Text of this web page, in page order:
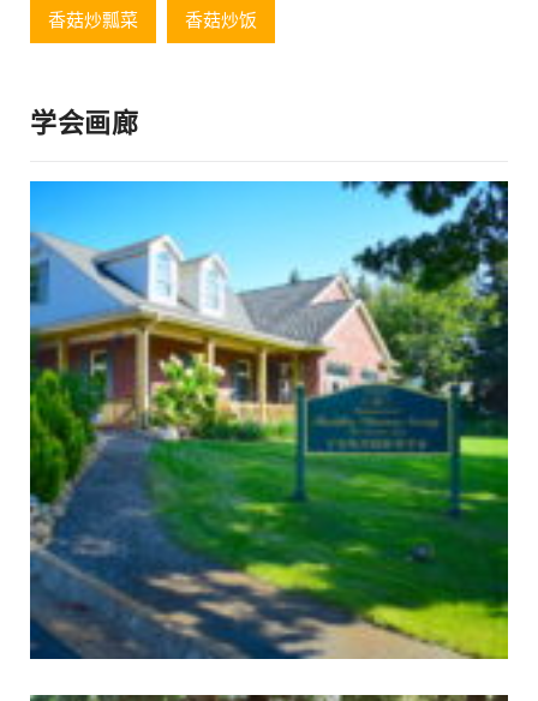
香菇炒瓢菜 香菇炒饭
学会画廊